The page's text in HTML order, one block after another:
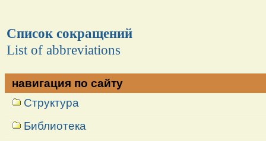
Список сокращений
List of abbreviations
навигация по сайту
Структура
Библиотека